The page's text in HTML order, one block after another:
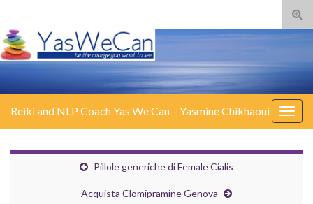
Reiki and NLP Coach Yas We Can – Yasmine Chikhaoui
Pillole generiche di Female Cialis
Acquista Clomipramine Genova